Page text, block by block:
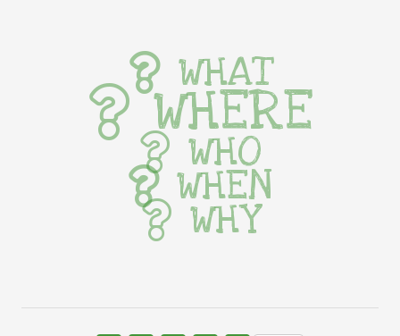
WHAT
WHERE
WHO
WHEN
WHY